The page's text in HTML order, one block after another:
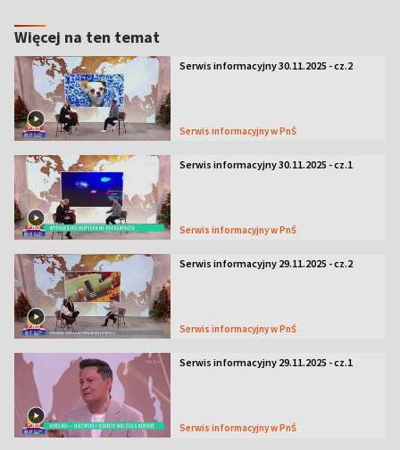
Więcej na ten temat
Serwis informacyjny 30.11.2025 - cz.2
Serwis informacyjny w PnŚ
Serwis informacyjny 30.11.2025 - cz.1
Serwis informacyjny w PnŚ
Serwis informacyjny 29.11.2025 - cz.2
Serwis informacyjny w PnŚ
Serwis informacyjny 29.11.2025 - cz.1
Serwis informacyjny w PnŚ